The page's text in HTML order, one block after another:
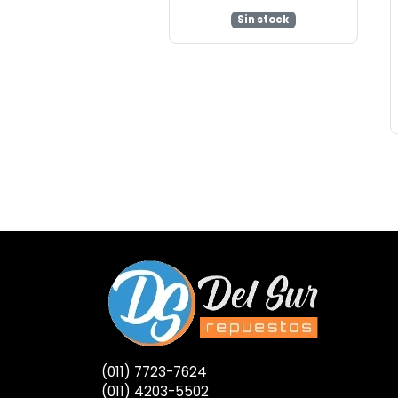
Sin stock
(011) 7723-7624
(011) 4203-5502